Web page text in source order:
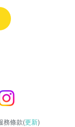
務條款(更新)